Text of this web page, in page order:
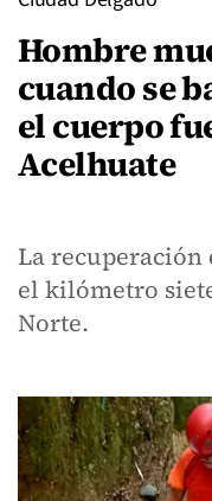
Hombre
cuando se
el cuerpo
Acelhuate
La recuperación
el kilómetro
Norte.